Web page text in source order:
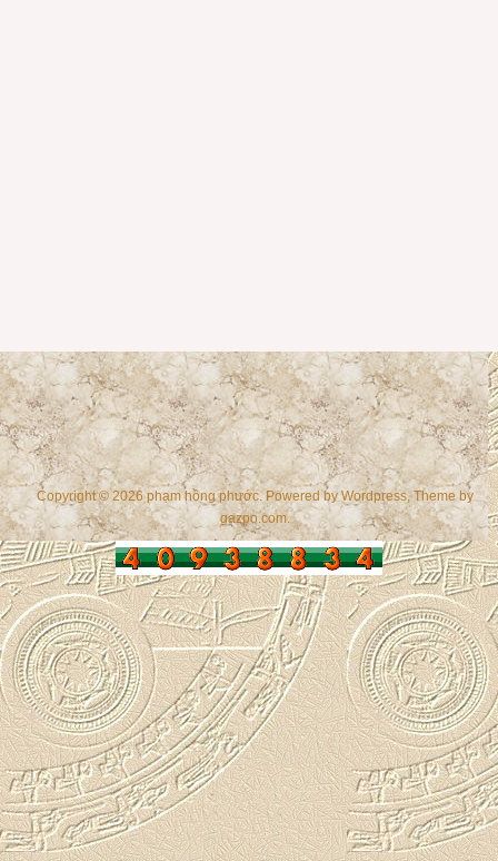
Copyright © 2026 phạm hồng phước. Powered byWordpress, Theme by
gazpo.com.